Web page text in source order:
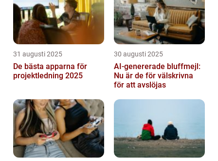
31 augusti 2025
De bästa apparna för
projektledning 2025
30 augusti 2025
AI-genererade bluffmejl:
Nu är de för välskrivna
för att avslöjas